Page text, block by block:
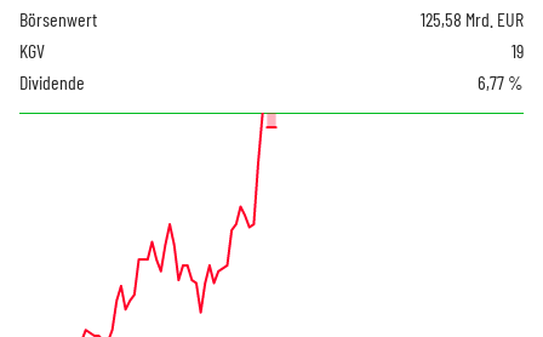
Börsenwert
125,58 Mrd. EUR
KGV
19
Dividende
6,77 %